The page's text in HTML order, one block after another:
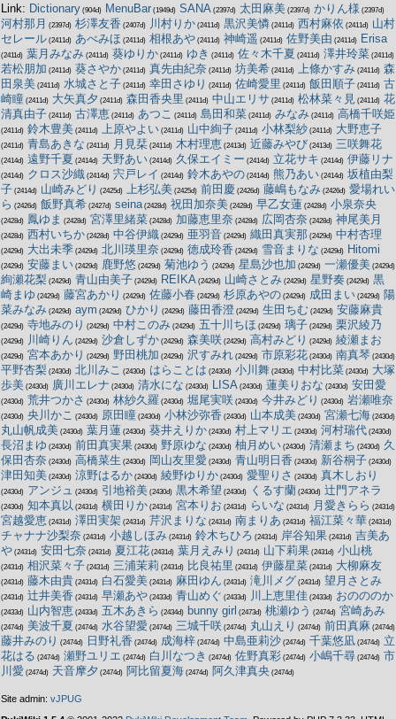
Link: Dictionary (904d) MenuBar (1949d) SANA (2397d) 太田麻美 (2397d) かりん様 (2397d)
河村那月 (2397d) 杉澤友香 (2407d) 川村りか (2411d) 黒沢美憐 (2411d) 西村麻依 (2411d) 山村
セレール (2411d) あべみほ (2411d) 相根あや (2411d) 神崎遥 (2411d) 佐野美由 (2411d) Erisa
(2411d) 葉月みなみ (2411d) 葵ゆりか (2411d) ゆき (2411d) 佐々木千夏 (2411d) 澤井玲菜 (2411d)
若松朋加 (2411d) 葵さやか (2411d) 真先由紀奈 (2411d) 坊美希 (2411d) 上條かすみ (2411d) 森
田泉美 (2411d) 水城さと子 (2411d) 幸田さゆり (2411d) 佐崎愛里 (2411d) 飯田順子 (2411d) 古
崎瞳 (2411d) 大矢真夕 (2411d) 森田香央里 (2411d) 中山エリサ (2411d) 松林菜々見 (2411d) 花
清真由子 (2411d) 古澤恵 (2411d) あつこ (2411d) 島田和菜 (2411d) みなみ (2411d) 高橋千咲姫
(2411d) 鈴木豊美 (2411d) 上原やよい (2411d) 山中絢子 (2411d) 小林梨紗 (2411d) 大野恵子
(2411d) 青島あきな (2411d) 月見栞 (2411d) 木村理恵 (2413d) 近藤みやび (2413d) 三咲舞花
(2414d) 遠野千夏 (2414d) 天野あい (2414d) 久保エイミー (2414d) 立花サキ (2414d) 伊藤リナ
(2414d) クロス沙織 (2414d) 宍戸レイ (2414d) 鈴木あやの (2414d) 熊乃あい (2414d) 坂植由梨
子 (2414d) 山崎みどり (2425d) 上杉弘美 (2425d) 前田慶 (2426d) 藤嶋もなみ (2426d) 愛場れい
ら (2426d) 飯野真希 (2427d) seina (2428d) 祝田加奈美 (2428d) 早乙女蓮 (2428d) 小泉奈央
(2428d) 鳳ゆま (2428d) 宮澤里緒菜 (2428d) 加藤恵里奈 (2428d) 広岡杏奈 (2428d) 神尾美月
(2428d) 西村いちか (2428d) 中谷伊織 (2429d) 亜羽音 (2429d) 織田真実那 (2429d) 中村杏理
(2429d) 大出未季 (2429d) 北川瑛里奈 (2429d) 徳成玲香 (2429d) 雪音まりな (2429d) Hitomi
(2429d) 安藤まい (2429d) 鹿野悠 (2429d) 菊池ゆう (2429d) 星島沙也加 (2429d) 一瀬優美 (2429d)
絢瀬花梨 (2429d) 青山由美子 (2429d) REIKA (2429d) 山崎さとみ (2429d) 星野奏 (2429d) 黒
崎まゆ (2429d) 藤宮あかり (2429d) 佐藤小春 (2429d) 杉原あやの (2429d) 成田まい (2429d) 陽
菜みなみ (2429d) aym (2429d) ひかり (2429d) 藤田香澄 (2429d) 生田ちむ (2429d) 安藤麻貴
(2429d) 寺地みのり (2429d) 中村このみ (2429d) 五十川ちほ (2429d) 璃子 (2429d) 栗沢綾乃
(2429d) 川崎りん (2429d) 沙倉しずか (2429d) 森美咲 (2429d) 高村みどり (2429d) 綾瀬まお
(2429d) 宮本あかり (2429d) 野田桃加 (2429d) 沢すみれ (2429d) 市原彩花 (2430d) 南真琴 (2430d)
平野杏梨 (2430d) 北川みこ (2430d) はらことは (2430d) 小川舞 (2430d) 中村比菜 (2430d) 大塚
歩美 (2430d) 廣川エレナ (2430d) 清水にな (2430d) LISA (2430d) 蓮美りおな (2430d) 安田愛
(2430d) 荒井つかさ (2430d) 林紗久羅 (2430d) 堀尾実咲 (2430d) 今井みどり (2430d) 岩瀬唯奈
(2430d) 央川かこ (2430d) 原田瞳 (2430d) 小林沙弥香 (2430d) 山本成美 (2430d) 宮瀬七海 (2430d)
丸山帆成美 (2430d) 葉月蓮 (2430d) 葵井えりか (2430d) 村上マリエ (2430d) 河村瑞代 (2430d)
長沼まゆ (2430d) 前田真実果 (2430d) 野原ゆな (2430d) 柚月めい (2430d) 清瀬まち (2430d) 久
保田杏奈 (2430d) 高橋菜生 (2430d) 岡山友里愛 (2430d) 青山明日香 (2430d) 新谷桐子 (2430d)
津田知美 (2430d) 涼野はるか (2430d) 綾野ゆりか (2430d) 愛聖りさ (2430d) 真木しおり
(2430d) アンジュ (2430d) 引地裕美 (2430d) 黒木希望 (2430d) くるす蘭 (2430d) 辻門アネラ
(2430d) 知本真以 (2431d) 横田りか (2431d) 宮本りお (2431d) らいな (2431d) 月愛きらら (2431d)
宮越愛恵 (2431d) 澤田実架 (2431d) 芹沢まりな (2431d) 南まりあ (2431d) 福江菜々華 (2431d)
チャナナ沙梨奈 (2431d) 小越しほみ (2431d) 鈴木ちひろ (2431d) 岸谷知果 (2431d) 吉美あ
や (2431d) 安田七奈 (2431d) 夏江花 (2431d) 葉月えみり (2431d) 山下莉果 (2431d) 小山桃
(2431d) 相沢菜々子 (2431d) 三浦茉莉 (2431d) 比良祐里 (2431d) 伊藤星菜 (2431d) 大柳麻友
(2431d) 藤木由貴 (2431d) 白石愛美 (2431d) 麻田ゆん (2431d) 滝川メグ (2431d) 望月さとみ
(2431d) 辻井美香 (2431d) 早瀬あや (2433d) 青山めぐ (2433d) 川上恵里佳 (2433d) おのののか
(2433d) 山内智恵 (2433d) 五木あきら (2434d) bunny girl (2473d) 桃瀬ゆう (2474d) 宮崎あみ
(2474d) 美波千夏 (2474d) 水谷望愛 (2474d) 三城千咲 (2474d) 丸山えり (2474d) 前田真麻 (2474d)
藤井みのり (2474d) 日野礼香 (2474d) 成海梓 (2474d) 中島亜莉沙 (2474d) 千葉悠凪 (2474d) 立
花はる (2474d) 瀬野ユリエ (2474d) 白川なつき (2474d) 佐野真彩 (2474d) 小嶋千尋 (2474d) 市
川愛 (2474d) 天音摩夕 (2474d) 阿比留夏海 (2474d) 阿久津真央 (2474d)
Site admin: vJPUG